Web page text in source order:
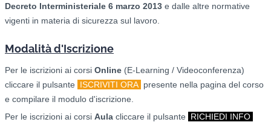
Decreto Interministeriale 6 marzo 2013 e dalle altre normative
vigenti in materia di sicurezza sul lavoro.
Modalità d'Iscrizione
Per le iscrizioni ai corsi Online (E-Learning / Videoconferenza)
cliccare il pulsante
ISCRIVITI ORA presente nella pagina del corso
e compilare il modulo d'iscrizione.
Per le iscrizioni ai corsi Aula cliccare il pulsante
RICHIEDI INFO